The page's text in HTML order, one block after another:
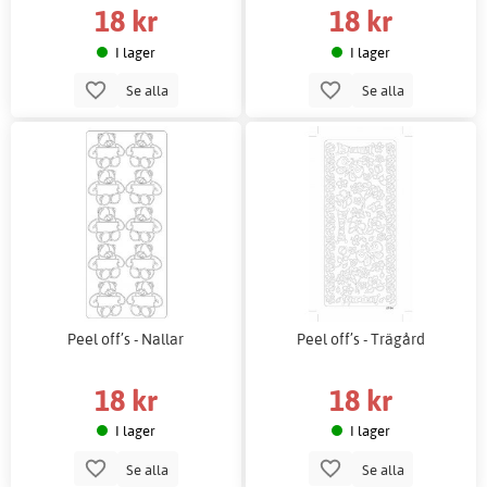
18 kr
I lager
Se alla
18 kr
I lager
Se alla
Peel off’s - Nallar
18 kr
I lager
Se alla
Peel off’s - Trägård
18 kr
I lager
Se alla